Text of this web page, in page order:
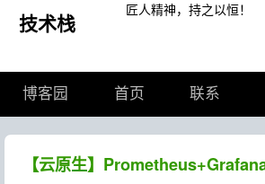
技术栈 匠人精神，持之以恒！
博客园 首页 联系
【云原生】